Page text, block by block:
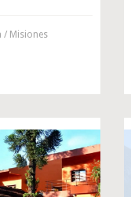
/ Misiones